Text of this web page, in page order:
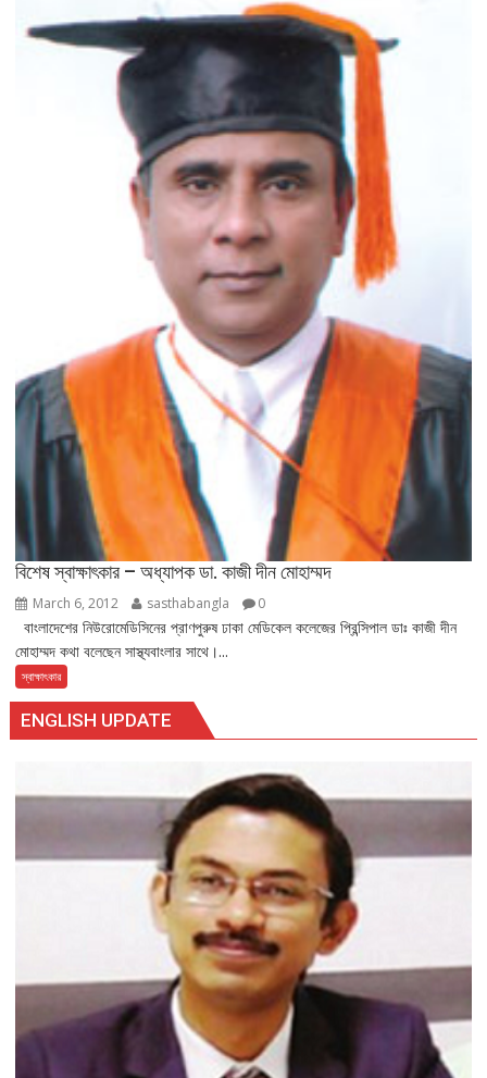
বিশেষ স্বাক্ষাৎকার – অধ্যাপক ডা. কাজী দীন মোহাম্মদ
March 6, 2012 sasthabangla 0
বাংলাদেশের নিউরোমেডিসিনের প্রাণপুরুষ ঢাকা মেডিকেল কলেজের প্রিন্সিপাল ডাঃ কাজী দীন
মোহাম্মদ কথা বলেছেন সাস্থ্যবাংলার সাথে।...
স্বাক্ষাৎকার
ENGLISH UPDATE